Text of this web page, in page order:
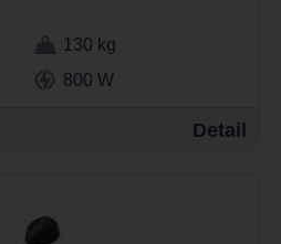
130 kg
800 W
Detail